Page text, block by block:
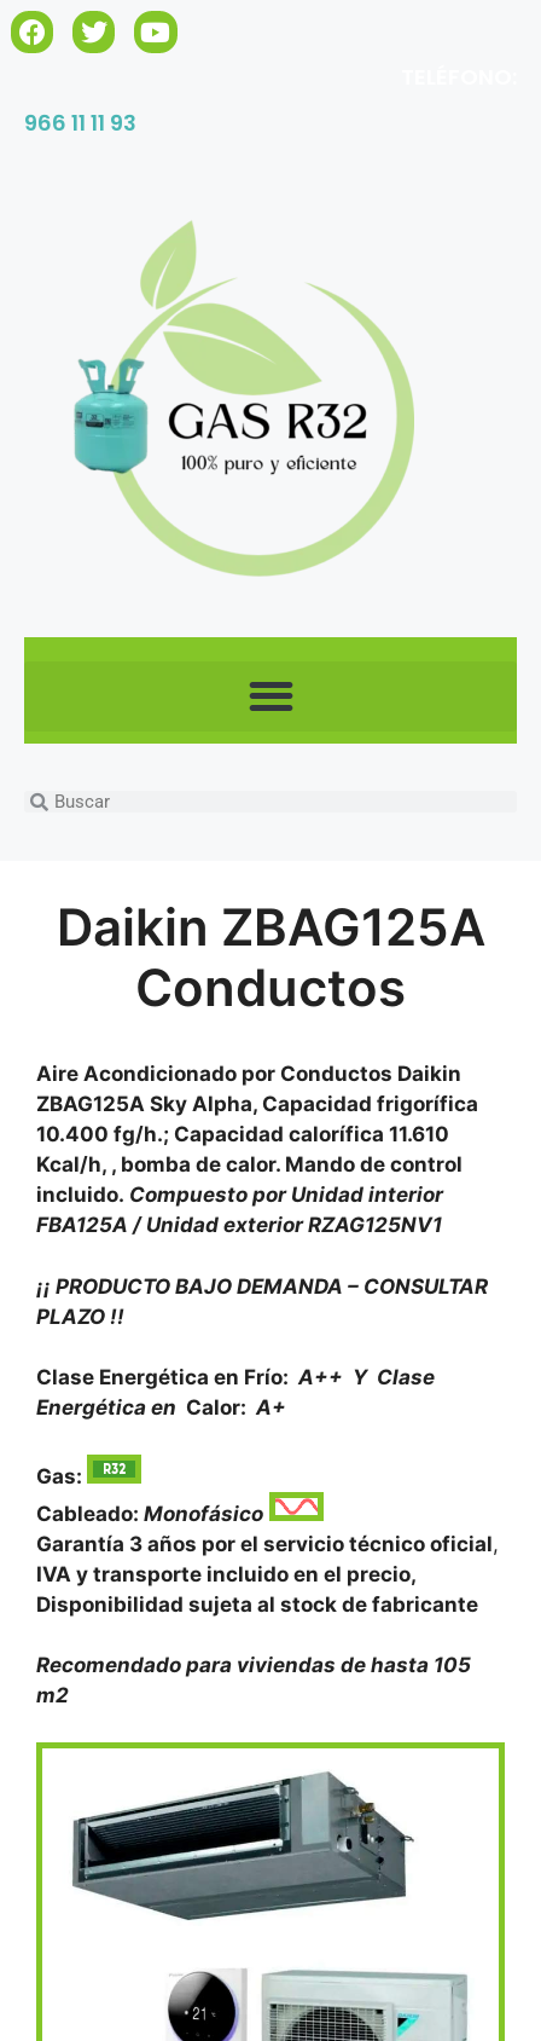
966 11 11 93
Daikin ZBAG125A
Conductos
Aire Acondicionado por Conductos Daikin
ZBAG125A Sky Alpha, Capacidad frigorífica
10.400 fg/h.; Capacidad calorífica 11.610
Kcal/h, , bomba de calor. Mando de control
incluido. Compuesto por Unidad interior
FBA125A / Unidad exterior RZAG125NV1
¡¡ PRODUCTO BAJO DEMANDA – CONSULTAR
PLAZO !!
Clase Energética en Frío:A++ Y Clase
Energética en Calor: A+
Gas:
Cableado: Monofásico
Garantía 3 años por el servicio técnico oficial,
IVA y transporte incluido en el precio,
Disponibilidad sujeta al stock de fabricante
Recomendado para viviendas de hasta 105
m2